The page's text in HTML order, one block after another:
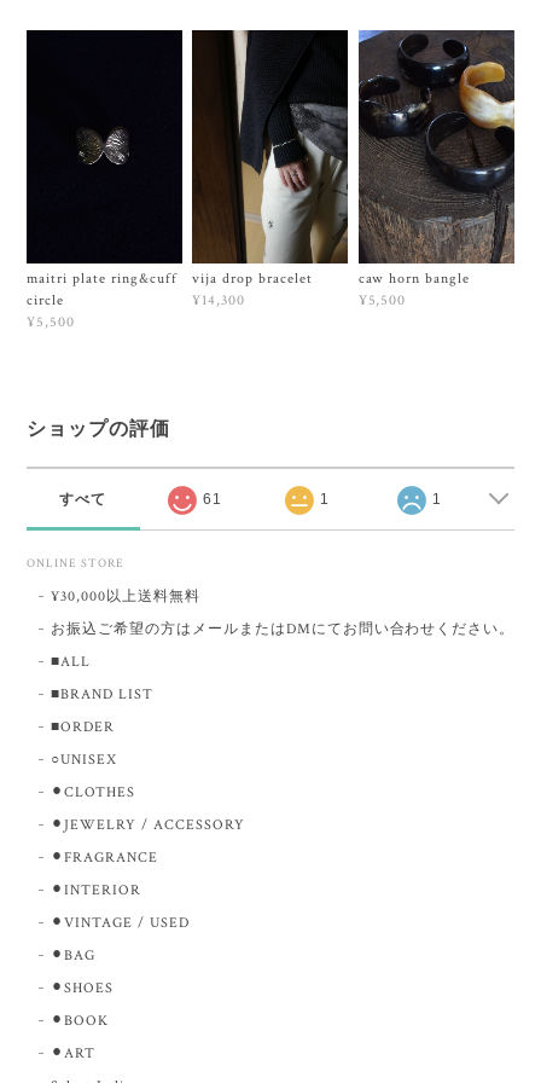
maitri plate ring&cuff
circle
¥5,500
vija drop bracelet
¥14,300
caw horn bangle
¥5,500
ショップの評価
すべて 61 1 1
ONLINE STORE
¥30,000以上送料無料
お振込ご希望の方はメールまたはDMにてお問い合わせください。
■ALL
■BRAND LIST
■ORDER
○UNISEX
⚫︎CLOTHES
⚫︎JEWELRY / ACCESSORY
⚫︎FRAGRANCE
⚫︎INTERIOR
⚫︎VINTAGE / USED
⚫︎BAG
⚫︎SHOES
⚫︎BOOK
⚫︎ART